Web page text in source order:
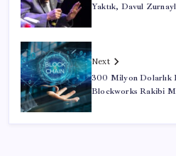
Yaktık, Davul
Next
300 Milyon Dolarlık
Blockworks Rakibi